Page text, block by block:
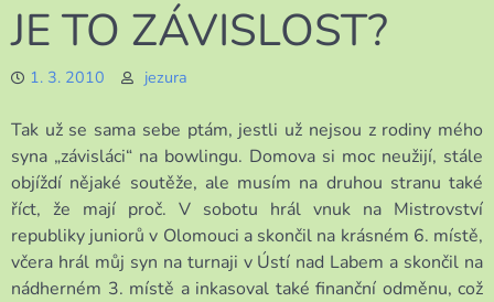
JE TO ZÁVISLOST?
1. 3. 2010 jezura
Tak už se sama sebe ptám, jestli už nejsou z rodiny mého
syna „závisláci“ na bowlingu. Domova si moc neužijí, stále
objíždí nějaké soutěže, ale musím na druhou stranu také
říct, že mají proč. V sobotu hrál vnuk na Mistrovství
republiky juniorů v Olomouci a skončil na krásném 6. místě,
včera hrál můj syn na turnaji v Ústí nad Labem a skončil na
nádherném 3. místě a inkasoval také finanční odměnu, což